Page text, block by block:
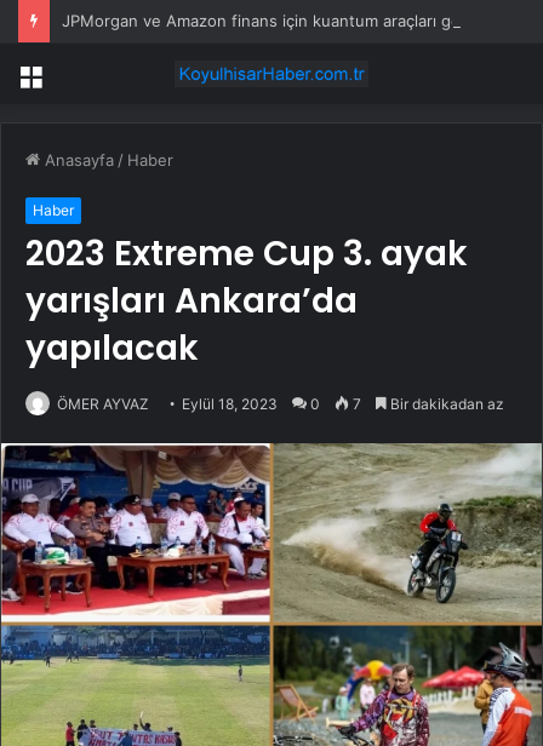
Menü
Anasayfa / Haber
Haber
2023 Extreme Cup 3. ayak
yarışları Ankara’da
yapılacak
ÖMER AYVAZ Eylül 18, 2023 0 7 Bir dakikadan az